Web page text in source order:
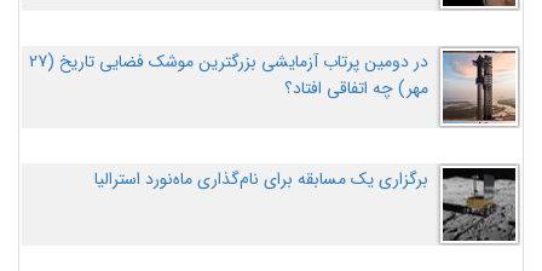
در دومین پرتاب آزمایشی بزرگترین موشک فضایی تاریخ (27
مهر‌) چه اتفاقی افتاد؟
برگزاری یک مسابقه برای نام‌گذاری ماه‌نورد استرالیا